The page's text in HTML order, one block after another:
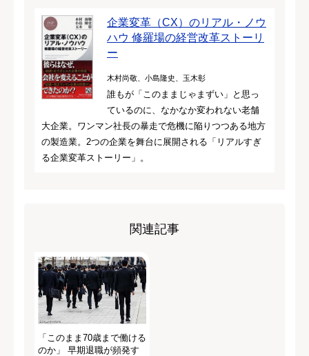
企業変革（CX）のリアル・ノウ
ハウ 修羅場の経営改革ストーリ
ー
木村尚敬、小島隆史、玉木彰
誰もが「このままじゃまずい」と思っ
ているのに、なかなか変われない老舗
大企業。ワンマン社長の暴走で危機に陥りつつある地方
の製造業。2つの企業を舞台に展開される「リアルすぎ
る企業変革ストーリー」。
関連記事
「このまま70歳まで働ける
のか」 早期退職が頻発す